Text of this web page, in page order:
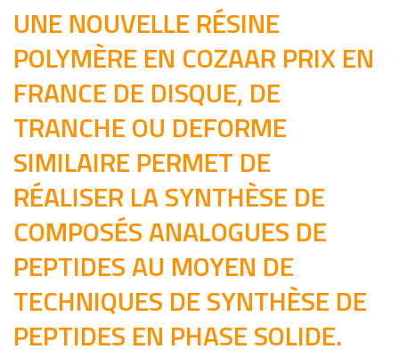
UNE NOUVELLE RÉSINE
POLYMÈRE EN COZAAR PRIX EN
FRANCE DE DISQUE, DE
TRANCHE OU DEFORME
SIMILAIRE PERMET DE
RÉALISER LA SYNTHÈSE DE
COMPOSÉS ANALOGUES DE
PEPTIDES AU MOYEN DE
TECHNIQUES DE SYNTHÈSE DE
PEPTIDES EN PHASE SOLIDE.